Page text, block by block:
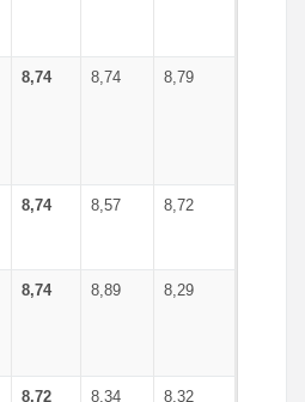
8,74 8,74 8,79
8,74 8,57 8,72
8,74 8,89 8,29
8,72 8,34 8,32